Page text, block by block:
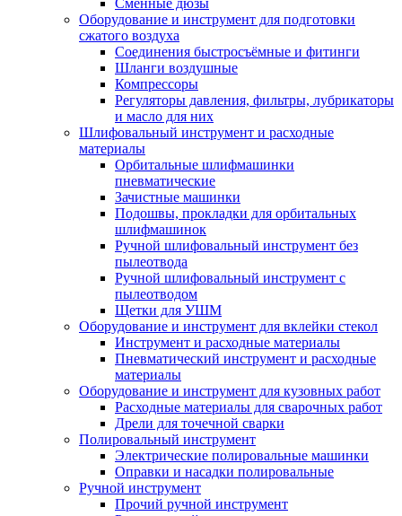
Оборудование и инструмент для подготовки
сжатого воздуха
Соединения быстросъёмные и фитинги
Шланги воздушные
Компрессоры
Регуляторы давления, фильтры, лубрикаторы
и масло для них
Шлифовальный инструмент и расходные
материалы
Орбитальные шлифмашинки
пневматические
Зачистные машинки
Подошвы, прокладки для орбитальных
шлифмашинок
Ручной шлифовальный инструмент без
пылеотвода
Ручной шлифовальный инструмент с
пылеотводом
Щетки для УШМ
Оборудование и инструмент для вклейки стекол
Инструмент и расходные материалы
Пневматический инструмент и расходные
материалы
Оборудование и инструмент для кузовных работ
Расходные материалы для сварочных работ
Дрели для точечной сварки
Полировальный инструмент
Электрические полировальные машинки
Оправки и насадки полировальные
Ручной инструмент
Прочий ручной инструмент